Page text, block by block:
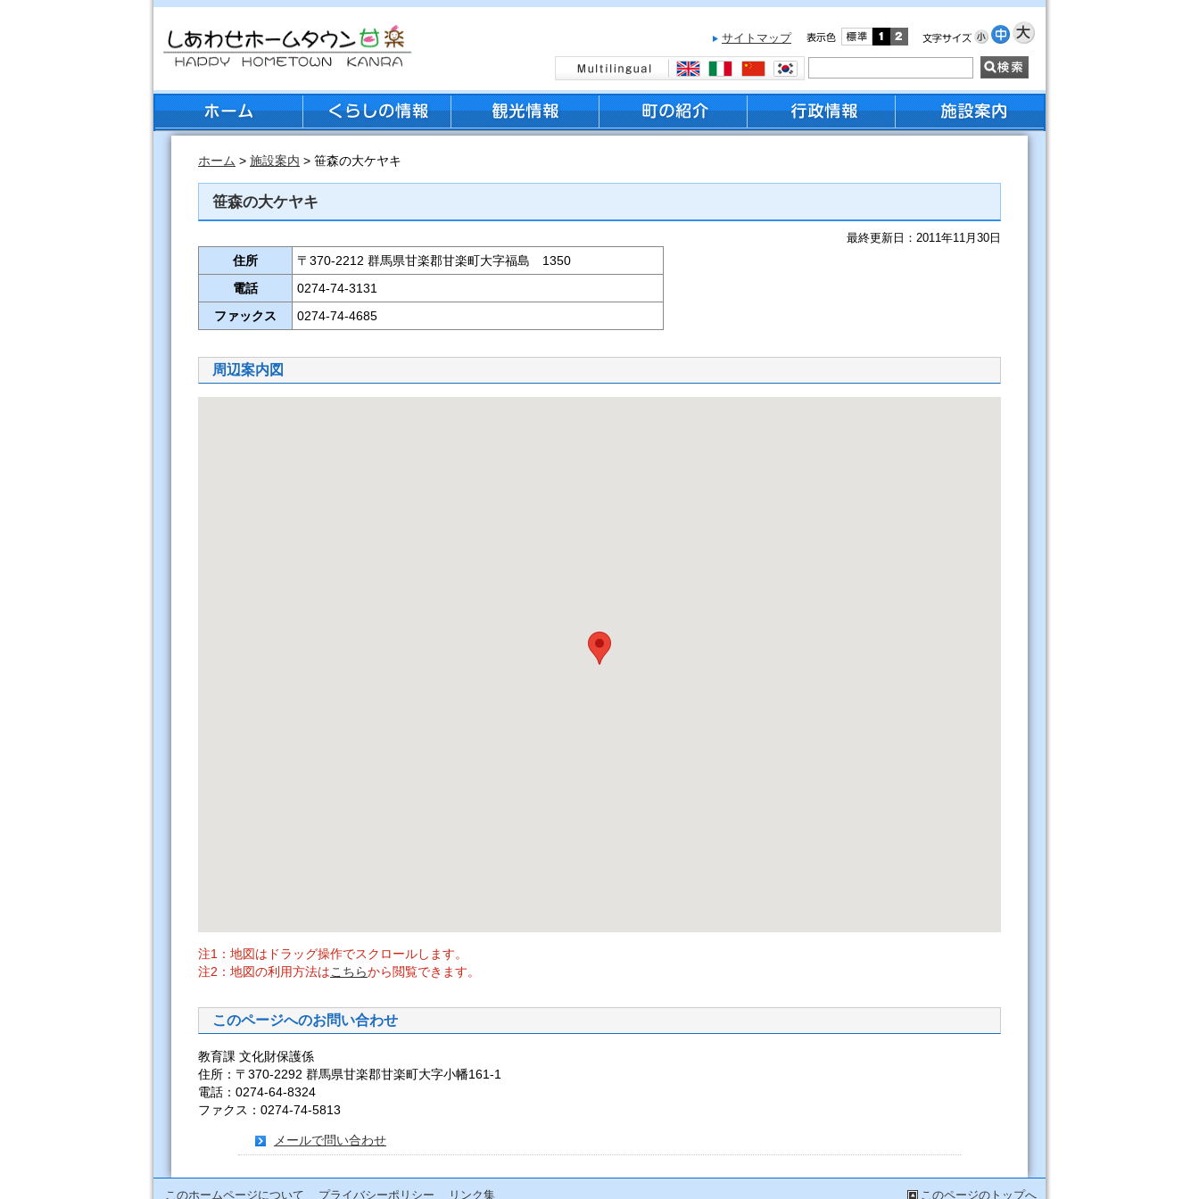
サイトマップ
ホーム > 施設案内 > 笹森の大ケヤキ
笹森の大ケヤキ
最終更新日：2011年11月30日
住所
〒370-2212 群馬県甘楽郡甘楽町大字福島 1350
電話
0274-74-3131
ファックス
0274-74-4685
周辺案内図
注1：地図はドラッグ操作でスクロールします。
注2：地図の利用方法はこちらから閲覧できます。
このページへのお問い合わせ
教育課 文化財保護係
住所：〒370-2292 群馬県甘楽郡甘楽町大字小幡161-1
電話：0274-64-8324
ファクス：0274-74-5813
メールで問い合わせ
このページのトップへ
このホームページについて プライバシーポリシー リンク集